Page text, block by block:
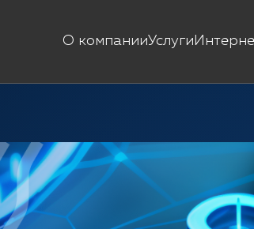
О компанииУслуги